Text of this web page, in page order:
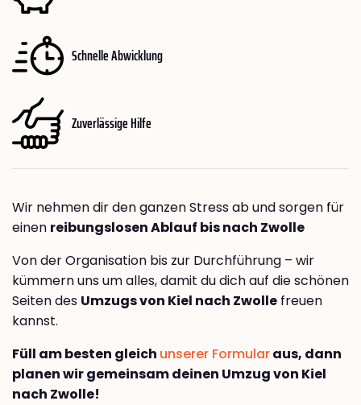
Schnelle Abwicklung
Zuverlässige Hilfe
Wir nehmen dir den ganzen Stress ab und sorgen für
einen reibungslosen Ablauf bis nach Zwolle
Von der Organisation bis zur Durchführung – wir
kümmern uns um alles, damit du dich auf die schönen
Seiten des Umzugs von Kiel nach Zwolle freuen
kannst.
Füll am besten gleich unserer Formularaus, dann
planen wir gemeinsam deinen Umzug von Kiel
nach Zwolle!